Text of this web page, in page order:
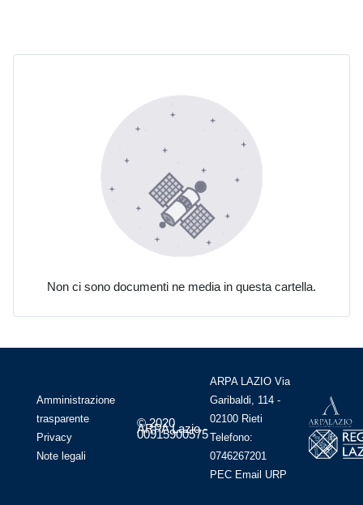
Non ci sono documenti ne media in questa cartella.
Amministrazione
trasparente
Privacy
Note legali
© 2020
ARPA Lazio -
00915900575
ARPA LAZIO Via
Garibaldi, 114 -
02100 Rieti
Telefono:
0746267201
PEC Email URP